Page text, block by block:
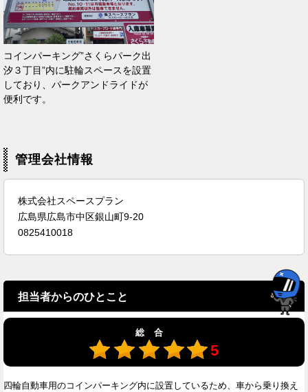
コインパーキング”さくらパーク出
汐３丁目”内に駐輪スペースを設置
しており、パークアンドライドが
便利です。
管理会社情報
株式会社スペースプラン
広島県広島市中区銀山町9-20
0825410018
担当者からのひとこと
総合
5
四輪自動車用のコインパーキング内に設置しているため、車から乗り換え